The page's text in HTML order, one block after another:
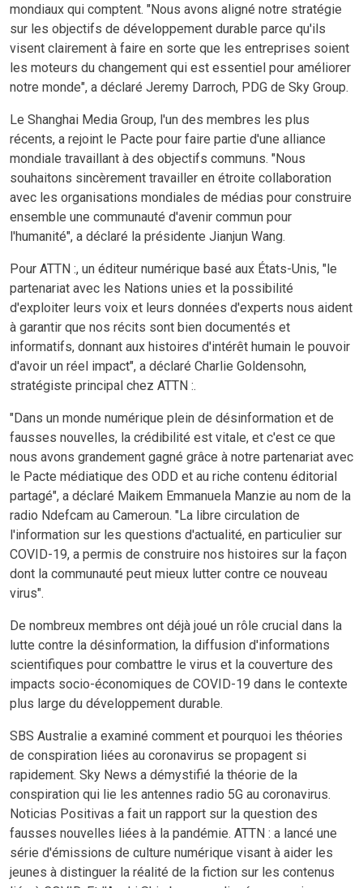
mondiaux qui comptent. "Nous avons aligné notre stratégie
sur les objectifs de développement durable parce qu'ils
visent clairement à faire en sorte que les entreprises soient
les moteurs du changement qui est essentiel pour améliorer
notre monde", a déclaré Jeremy Darroch, PDG de Sky Group.
Le Shanghai Media Group, l'un des membres les plus
récents, a rejoint le Pacte pour faire partie d'une alliance
mondiale travaillant à des objectifs communs. "Nous
souhaitons sincèrement travailler en étroite collaboration
avec les organisations mondiales de médias pour construire
ensemble une communauté d'avenir commun pour
l'humanité", a déclaré la présidente Jianjun Wang.
Pour ATTN :, un éditeur numérique basé aux États-Unis, "le
partenariat avec les Nations unies et la possibilité
d'exploiter leurs voix et leurs données d'experts nous aident
à garantir que nos récits sont bien documentés et
informatifs, donnant aux histoires d'intérêt humain le pouvoir
d'avoir un réel impact", a déclaré Charlie Goldensohn,
stratégiste principal chez ATTN :.
"Dans un monde numérique plein de désinformation et de
fausses nouvelles, la crédibilité est vitale, et c'est ce que
nous avons grandement gagné grâce à notre partenariat avec
le Pacte médiatique des ODD et au riche contenu éditorial
partagé", a déclaré Maikem Emmanuela Manzie au nom de la
radio Ndefcam au Cameroun. "La libre circulation de
l'information sur les questions d'actualité, en particulier sur
COVID-19, a permis de construire nos histoires sur la façon
dont la communauté peut mieux lutter contre ce nouveau
virus".
De nombreux membres ont déjà joué un rôle crucial dans la
lutte contre la désinformation, la diffusion d'informations
scientifiques pour combattre le virus et la couverture des
impacts socio-économiques de COVID-19 dans le contexte
plus large du développement durable.
SBS Australie a examiné comment et pourquoi les théories
de conspiration liées au coronavirus se propagent si
rapidement. Sky News a démystifié la théorie de la
conspiration qui lie les antennes radio 5G au coronavirus.
Noticias Positivas a fait un rapport sur la question des
fausses nouvelles liées à la pandémie. ATTN : a lancé une
série d'émissions de culture numérique visant à aider les
jeunes à distinguer la réalité de la fiction sur les contenus